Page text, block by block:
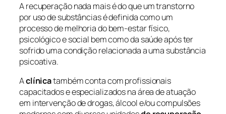
A recuperação nada mais é do que um transtorno
por uso de substâncias é definida como um
processo de melhoria do bem-estar físico,
psicológico e social bem como da saúde após ter
sofrido uma condição relacionada a uma substância
psicoativa.
Aclínicatambém conta com profissionais
capacitados e especializados na área de atuação
em intervenção de drogas, álcool e/ou compulsões